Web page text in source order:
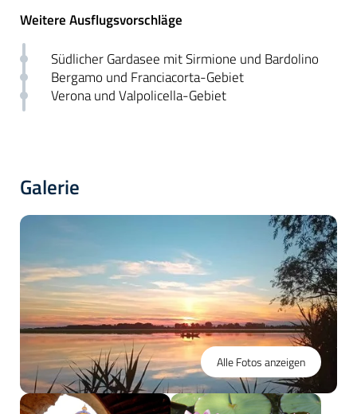
Weitere Ausflugsvorschläge
Südlicher Gardasee mit Sirmione und Bardolino
Bergamo und Franciacorta-Gebiet
Verona und Valpolicella-Gebiet
Galerie
Alle Fotos anzeigen